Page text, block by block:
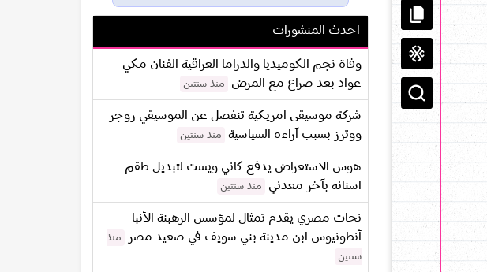
احدث المنشورات
وفاة نجم الكوميديا والدراما العراقية الفنان مكي
عواد بعد صراع مع المرض
منذ سنتين
شركة موسيقى امريكية تنفصل عن الموسيقي روجر
ووترز بسبب آراءه السياسية
منذ سنتين
هوس الاستعراض يدفع كاني ويست لتبديل طقم
اسنانه بآخر معدني
منذ سنتين
نحات مصري يقدم تمثال لمؤسس الرهبنة الأنبا
أنطونيوس ابن مدينة بني سويف في صعيد مصر
منذ
سنتين